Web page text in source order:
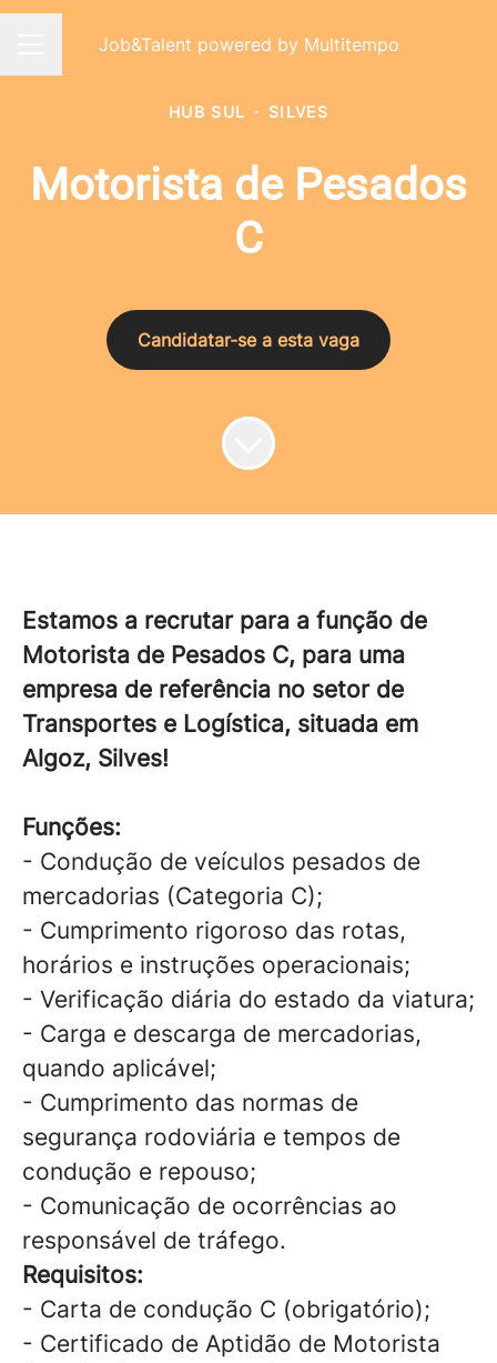
Menu de carreiras
Job&Talent powered by Multitempo
HUB SUL · SILVES
Motorista de Pesados
C
Candidatar-se a esta vaga
Estamos a recrutar para a função de
Motorista de Pesados C, para uma
empresa de referência no setor de
Transportes e Logística, situada em
Algoz, Silves!
Funções:
- Condução de veículos pesados de
mercadorias (Categoria C);
- Cumprimento rigoroso das rotas,
horários e instruções operacionais;
- Verificação diária do estado da viatura;
- Carga e descarga de mercadorias,
quando aplicável;
- Cumprimento das normas de
segurança rodoviária e tempos de
condução e repouso;
- Comunicação de ocorrências ao
responsável de tráfego.
Requisitos:
- Carta de condução C (obrigatório);
- Certificado de Aptidão de Motorista